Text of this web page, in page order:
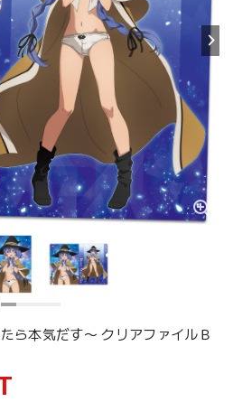
ら本気だす〜 クリアファイルＢ